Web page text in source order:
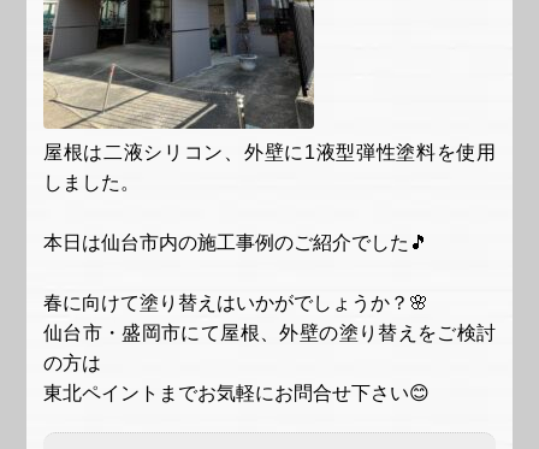
屋根は二液シリコン、外壁に1液型弾性塗料を使用
しました。
本日は仙台市内の施工事例のご紹介でした🎵
春に向けて塗り替えはいかがでしょうか？🌸
仙台市・盛岡市にて屋根、外壁の塗り替えをご検討
の方は
東北ペイント までお気軽にお問合せ下さい😊